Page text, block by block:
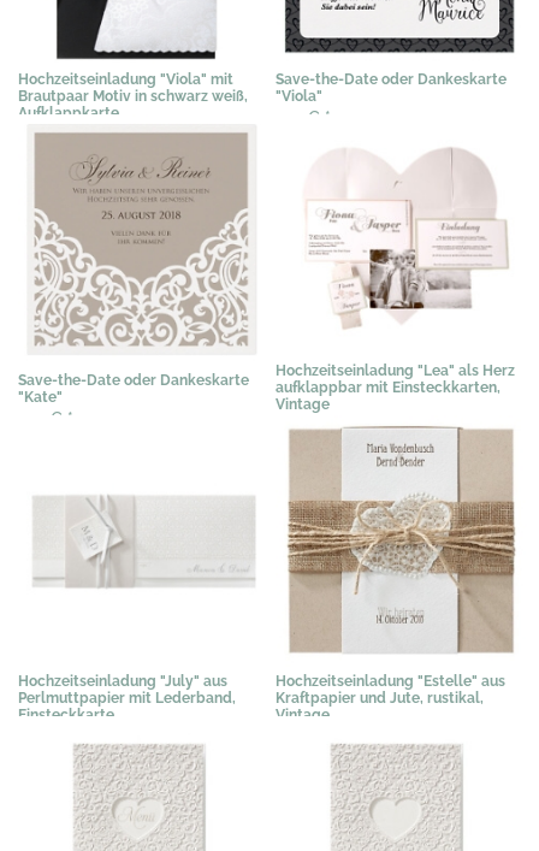
Hochzeitseinladung "Viola" mit
Brautpaar Motiv in schwarz weiß,
Aufklappkarte
3,58 €*
Save-the-Date oder Dankeskarte
"Viola"
1,12 € *
Save-the-Date oder Dankeskarte
"Kate"
1,12 € *
Hochzeitseinladung "Lea" als Herz
aufklappbar mit Einsteckkarten,
Vintage
3,07 €*
Hochzeitseinladung "July" aus
Perlmuttpapier mit Lederband,
Einsteckkarte
Hochzeitseinladung "Estelle" aus
Kraftpapier und Jute, rustikal,
Vintage